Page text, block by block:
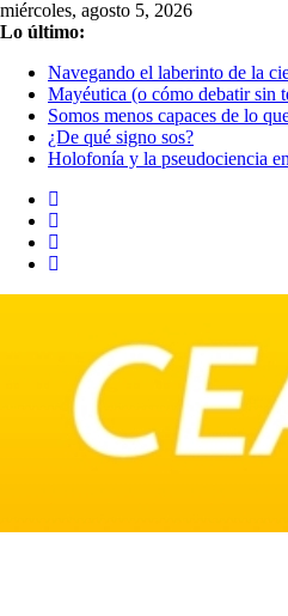
Saltar
al
miércoles, agosto 5, 2026
Lo último:
Navegando el laberinto de la
Mayéutica (o cómo debatir sin
Somos menos capaces de lo
¿De qué signo sos?
Holofonía y la pseudociencia